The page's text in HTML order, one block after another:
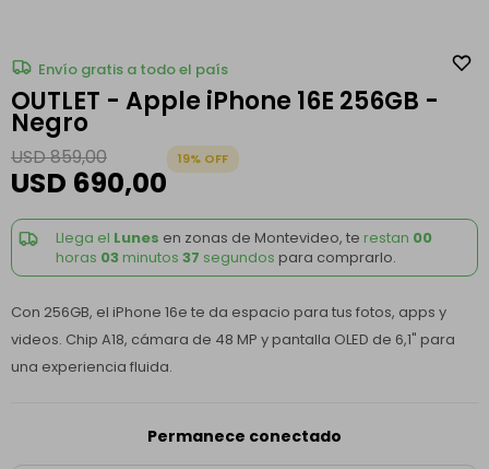
Envío gratis a todo el país
OUTLET - Apple iPhone 16E 256GB -
Negro
USD 690,00
USD859,00 19
Llega el Lunes en zonas de Montevideo, te restan 00
horas 03 minutos 37 segundos para comprarlo.
Con 256GB, el iPhone 16e te da espacio para tus fotos, apps y
videos. Chip A18, cámara de 48 MP y pantalla OLED de 6,1" para
una experiencia fluida.
Permanece conectado